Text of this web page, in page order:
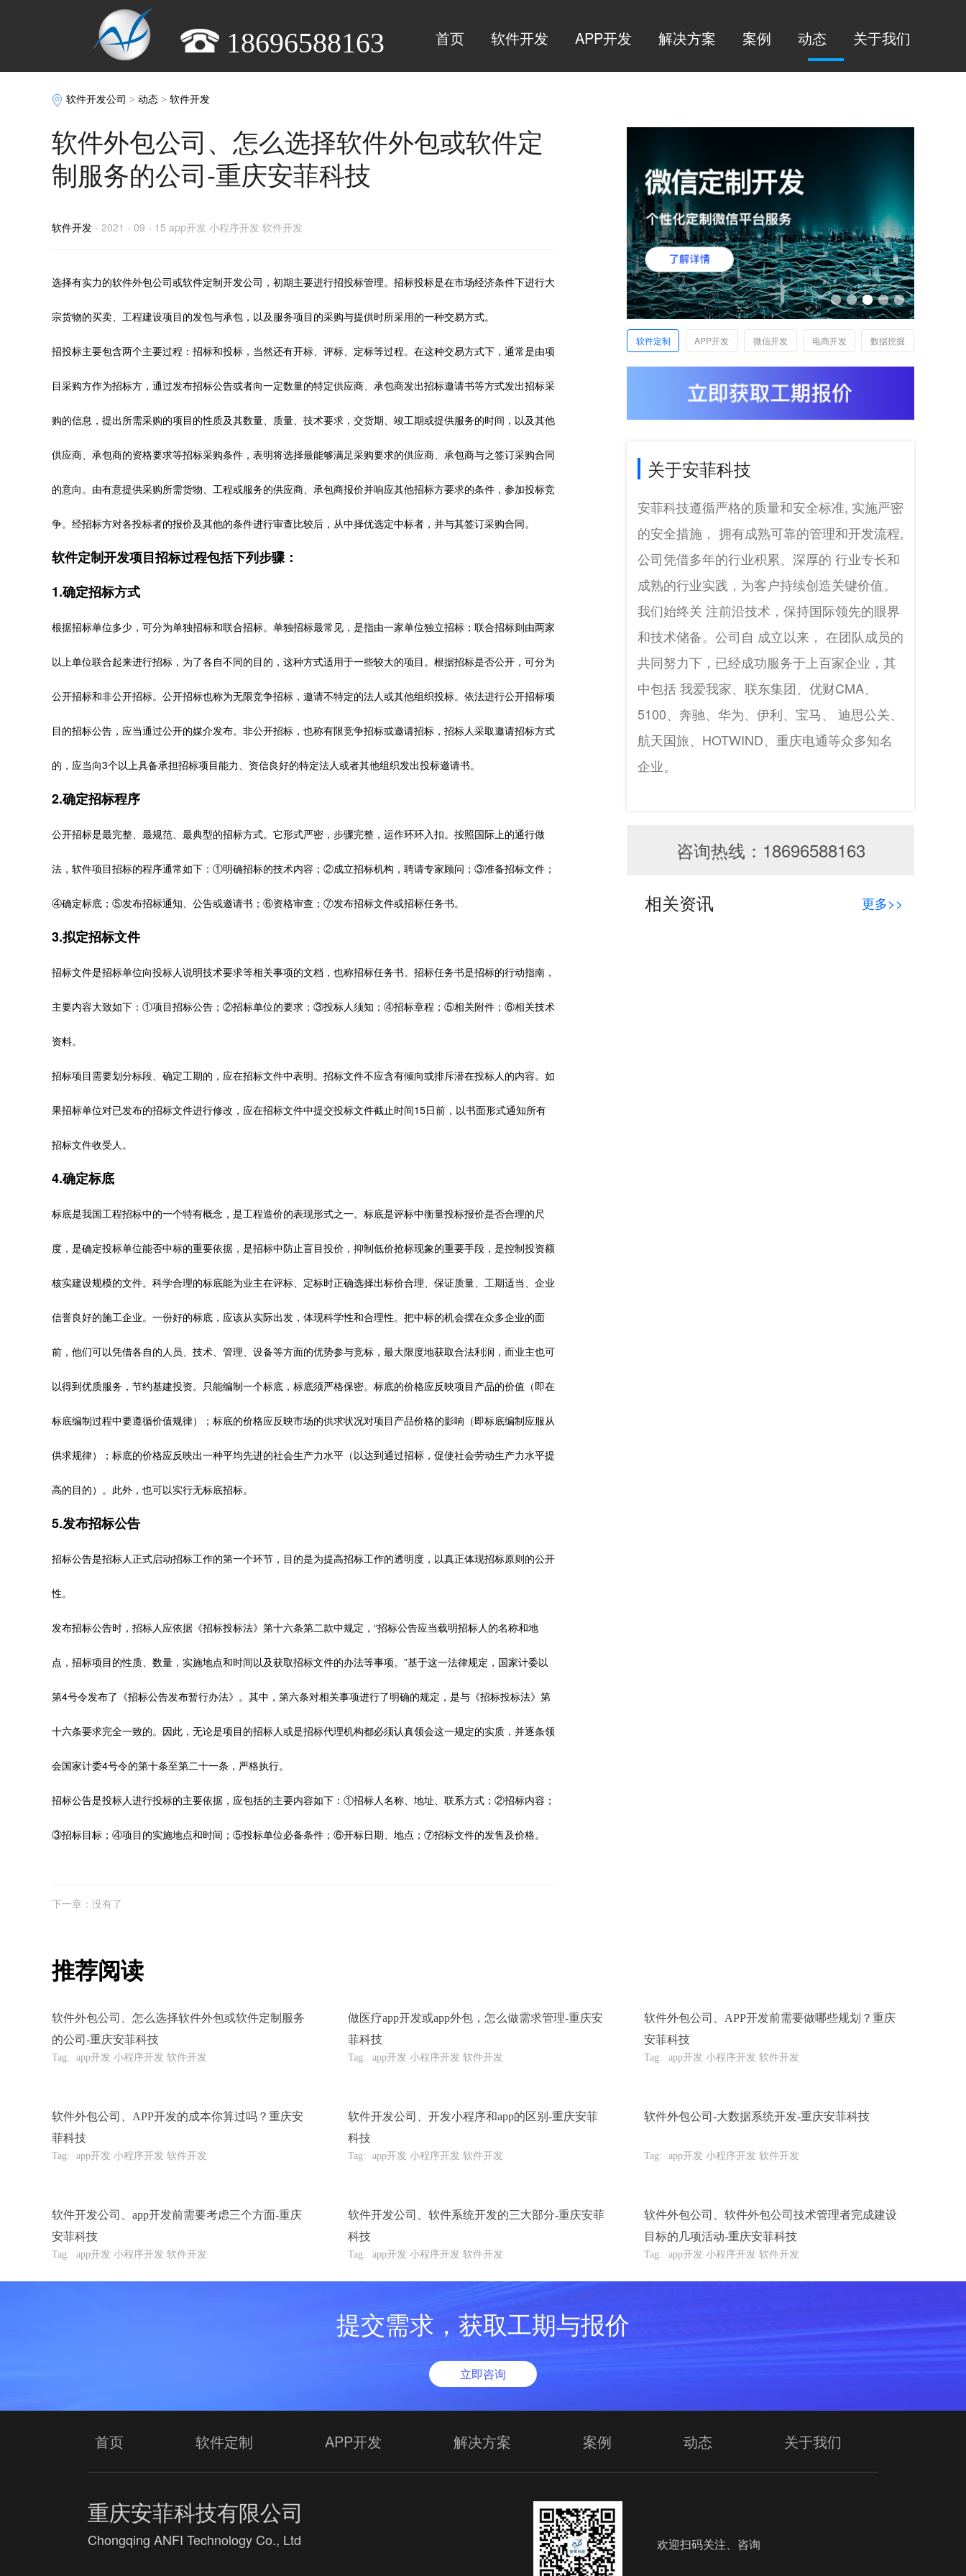
18696588163 首页 软件开发 APP开发 解决方案 案例 动态 关于我们
软件开发公司 >动态 >软件开发
软件外包公司、怎么选择软件外包或软件定
制服务的公司-重庆安菲科技
软件开发 - 2021 - 09 - 15 app开发 小程序开发 软件开发
选择有实力的软件外包公司或软件定制开发公司，初期主要进行招投标管理。招标投标是在市场经济条件下进行大
宗货物的买卖、工程建设项目的发包与承包，以及服务项目的采购与提供时所采用的一种交易方式。
招投标主要包含两个主要过程：招标和投标，当然还有开标、评标、定标等过程。在这种交易方式下，通常是由项
目采购方作为招标方，通过发布招标公告或者向一定数量的特定供应商、承包商发出招标邀请书等方式发出招标采
购的信息，提出所需采购的项目的性质及其数量、质量、技术要求，交货期、竣工期或提供服务的时间，以及其他
供应商、承包商的资格要求等招标采购条件，表明将选择最能够满足采购要求的供应商、承包商与之签订采购合同
的意向。由有意提供采购所需货物、工程或服务的供应商、承包商报价并响应其他招标方要求的条件，参加投标竞
争。经招标方对各投标者的报价及其他的条件进行审查比较后，从中择优选定中标者，并与其签订采购合同。
软件定制开发项目招标过程包括下列步骤：
1.确定招标方式
根据招标单位多少，可分为单独招标和联合招标。单独招标最常见，是指由一家单位独立招标；联合招标则由两家
以上单位联合起来进行招标，为了各自不同的目的，这种方式适用于一些较大的项目。根据招标是否公开，可分为
公开招标和非公开招标。公开招标也称为无限竞争招标，邀请不特定的法人或其他组织投标。依法进行公开招标项
目的招标公告，应当通过公开的媒介发布。非公开招标，也称有限竞争招标或邀请招标，招标人采取邀请招标方式
的，应当向3个以上具备承担招标项目能力、资信良好的特定法人或者其他组织发出投标邀请书。
2.确定招标程序
公开招标是最完整、最规范、最典型的招标方式。它形式严密，步骤完整，运作环环入扣。按照国际上的通行做
法，软件项目招标的程序通常如下：①明确招标的技术内容；②成立招标机构，聘请专家顾问；③准备招标文件；
④确定标底；⑤发布招标通知、公告或邀请书；⑥资格审查；⑦发布招标文件或招标任务书。
3.拟定招标文件
招标文件是招标单位向投标人说明技术要求等相关事项的文档，也称招标任务书。招标任务书是招标的行动指南，
主要内容大致如下：①项目招标公告；②招标单位的要求；③投标人须知；④招标章程；⑤相关附件；⑥相关技术
资料。
招标项目需要划分标段、确定工期的，应在招标文件中表明。招标文件不应含有倾向或排斥潜在投标人的内容。如
果招标单位对已发布的招标文件进行修改，应在招标文件中提交投标文件截止时间15日前，以书面形式通知所有
招标文件收受人。
4.确定标底
标底是我国工程招标中的一个特有概念，是工程造价的表现形式之一。标底是评标中衡量投标报价是否合理的尺
度，是确定投标单位能否中标的重要依据，是招标中防止盲目投价，抑制低价抢标现象的重要手段，是控制投资额
核实建设规模的文件。科学合理的标底能为业主在评标、定标时正确选择出标价合理、保证质量、工期适当、企业
信誉良好的施工企业。一份好的标底，应该从实际出发，体现科学性和合理性。把中标的机会摆在众多企业的面
前，他们可以凭借各自的人员、技术、管理、设备等方面的优势参与竞标，最大限度地获取合法利润，而业主也可
以得到优质服务，节约基建投资。只能编制一个标底，标底须严格保密。标底的价格应反映项目产品的价值（即在
标底编制过程中要遵循价值规律）；标底的价格应反映市场的供求状况对项目产品价格的影响（即标底编制应服从
供求规律）；标底的价格应反映出一种平均先进的社会生产力水平（以达到通过招标，促使社会劳动生产力水平提
高的目的）。此外，也可以实行无标底招标。
5.发布招标公告
招标公告是招标人正式启动招标工作的第一个环节，目的是为提高招标工作的透明度，以真正体现招标原则的公开
性。
发布招标公告时，招标人应依据《招标投标法》第十六条第二款中规定，“招标公告应当载明招标人的名称和地
点，招标项目的性质、数量，实施地点和时间以及获取招标文件的办法等事项。”基于这一法律规定，国家计委以
第4号令发布了《招标公告发布暂行办法》。其中，第六条对相关事项进行了明确的规定，是与《招标投标法》第
十六条要求完全一致的。因此，无论是项目的招标人或是招标代理机构都必须认真领会这一规定的实质，并逐条领
会国家计委4号令的第十条至第二十一条，严格执行。
招标公告是投标人进行投标的主要依据，应包括的主要内容如下：①招标人名称、地址、联系方式；②招标内容；
③招标目标；④项目的实施地点和时间；⑤投标单位必备条件；⑥开标日期、地点；⑦招标文件的发售及价格。
下一章：没有了
软件定制 APP开发 微信开发 电商开发 数据挖掘
关于安菲科技
安菲科技遵循严格的质量和安全标准, 实施严密
的安全措施， 拥有成熟可靠的管理和开发流程,
公司凭借多年的行业积累、深厚的 行业专长和
成熟的行业实践，为客户持续创造关键价值。
我们始终关 注前沿技术，保持国际领先的眼界
和技术储备。公司自 成立以来， 在团队成员的
共同努力下，已经成功服务于上百家企业，其
中包括 我爱我家、联东集团、优财CMA、
5100、奔驰、华为、伊利、宝马、 迪思公关、
航天国旅、HOTWIND、重庆电通等众多知名
企业。
咨询热线：18696588163
相关资讯 更多>>
推荐阅读
软件外包公司、怎么选择软件外包或软件定制服务
的公司-重庆安菲科技
Tag: app开发 小程序开发 软件开发
做医疗app开发或app外包，怎么做需求管理-重庆安
菲科技
Tag: app开发 小程序开发 软件开发
软件外包公司、APP开发前需要做哪些规划？重庆
安菲科技
Tag: app开发 小程序开发 软件开发
软件外包公司、APP开发的成本你算过吗？重庆安
菲科技
Tag: app开发 小程序开发 软件开发
软件开发公司、开发小程序和app的区别-重庆安菲
科技
Tag: app开发 小程序开发 软件开发
软件外包公司-大数据系统开发-重庆安菲科技
Tag: app开发 小程序开发 软件开发
软件开发公司、app开发前需要考虑三个方面-重庆
安菲科技
Tag: app开发 小程序开发 软件开发
软件开发公司、软件系统开发的三大部分-重庆安菲
科技
Tag: app开发 小程序开发 软件开发
软件外包公司、软件外包公司技术管理者完成建设
目标的几项活动-重庆安菲科技
Tag: app开发 小程序开发 软件开发
提交需求，获取工期与报价
立即咨询
首页 软件定制 APP开发 解决方案 案例 动态 关于我们
重庆安菲科技有限公司
Chongqing ANFI Technology Co., Ltd 欢迎扫码关注、咨询